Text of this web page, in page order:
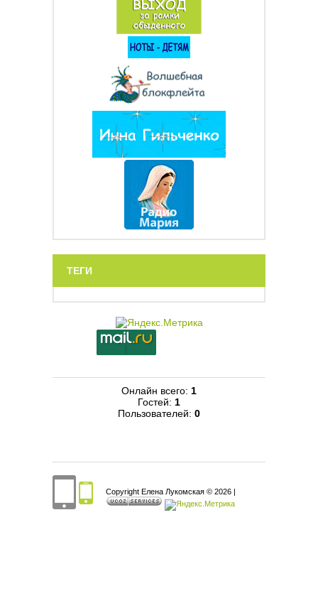
ТЕГИ
Онлайн всего: 1
Гостей: 1
Пользователей: 0
Copyright Елена Лукомская © 2026 |